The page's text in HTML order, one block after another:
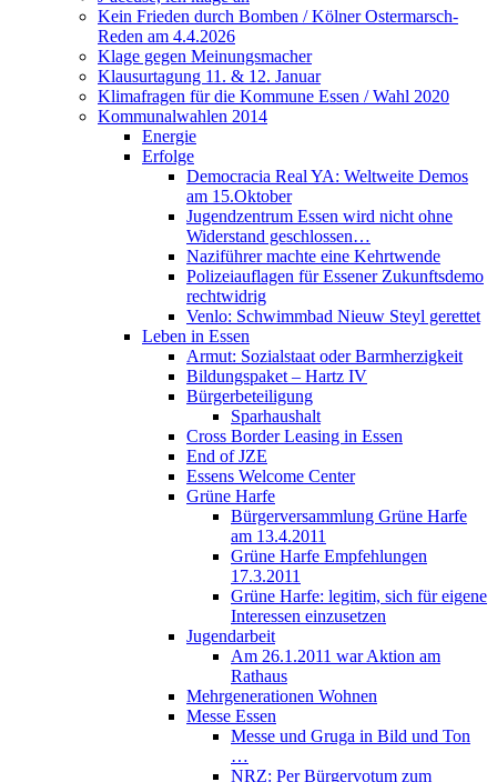
Kein Frieden durch Bomben / Kölner Ostermarsch-
Reden am 4.4.2026
Klage gegen Meinungsmacher
Klausurtagung 11. & 12. Januar
Klimafragen für die Kommune Essen / Wahl 2020
Kommunalwahlen 2014
Energie
Erfolge
Democracia Real YA: Weltweite Demos
am 15.Oktober
Jugendzentrum Essen wird nicht ohne
Widerstand geschlossen…
Naziführer machte eine Kehrtwende
Polizeiauflagen für Essener Zukunftsdemo
rechtwidrig
Venlo: Schwimmbad Nieuw Steyl gerettet
Leben in Essen
Armut: Sozialstaat oder Barmherzigkeit
Bildungspaket – Hartz IV
Bürgerbeteiligung
Sparhaushalt
Cross Border Leasing in Essen
End of JZE
Essens Welcome Center
Grüne Harfe
Bürgerversammlung Grüne Harfe
am 13.4.2011
Grüne Harfe Empfehlungen
17.3.2011
Grüne Harfe: legitim, sich für eigene
Interessen einzusetzen
Jugendarbeit
Am 26.1.2011 war Aktion am
Rathaus
Mehrgenerationen Wohnen
Messe Essen
Messe und Gruga in Bild und Ton
…
NRZ: Per Bürgervotum zum